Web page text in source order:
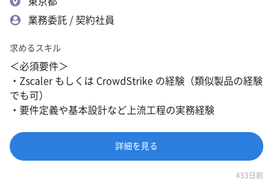
業務委託 / 契約社員
求めるスキル
＜必須要件＞
・Zscaler もしくは CrowdStrike の経験（類似製品の経験
でも可）
・要件定義や基本設計など上流工程の実務経験
詳細を見る
433日前